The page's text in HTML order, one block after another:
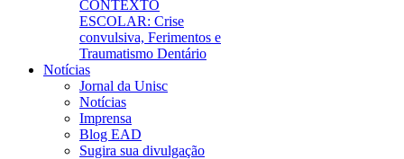
CONTEXTO
ESCOLAR: Crise
convulsiva, Ferimentos e
Traumatismo Dentário
Notícias
Jornal da Unisc
Notícias
Imprensa
Blog EAD
Sugira sua divulgação